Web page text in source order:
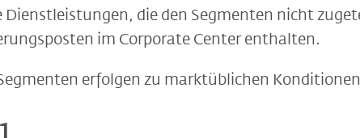
Dienstleistungen, die den Segmenten nicht
im Corporate Center enthalten.
erfolgen zu marktüblichen